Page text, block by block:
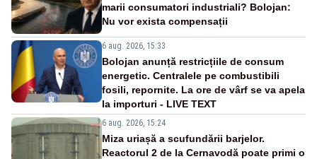
marii consumatori industriali? Bolojan:
Nu vor exista compensații
6 aug. 2026, 15:33
Bolojan anunță restricțiile de consum
energetic. Centralele pe combustibili
fosili, repornite. La ore de vârf se va apela
la importuri - LIVE TEXT
6 aug. 2026, 15:24
Miza uriașă a scufundării barjelor.
Reactorul 2 de la Cernavodă poate primi o